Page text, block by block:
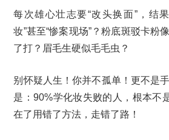
每次雄心壮志要“改头换面”，结
妆”甚至“惨案现场”？粉底斑驳卡粉
了打？眉毛生硬似毛毛虫？
别怀疑人生！你并不孤单！更不是
是：90%学化妆失败的人，根本不
在了用错了方法，走错了路！